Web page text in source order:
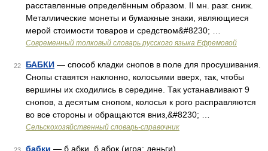
расставленные определённым образом. II мн. разг. сниж.
Металлические монеты и бумажные знаки, являющиеся
мерой стоимости товаров и средством&#8230; …
Современный толковый словарь русского языка Ефремовой
22 БАБКИ — способ кладки снопов в поле для просушивания.
Снопы ставятся наклонно, колосьями вверх, так, чтобы
вершины их сходились в середине. Так устанавливают 9
снопов, а десятым снопом, колосья к рого расправляются
во все стороны и обращаются вниз,&#8230; …
Сельскохозяйственный словарь-справочник
бабки — б абки, б абок (игра; деньги) …